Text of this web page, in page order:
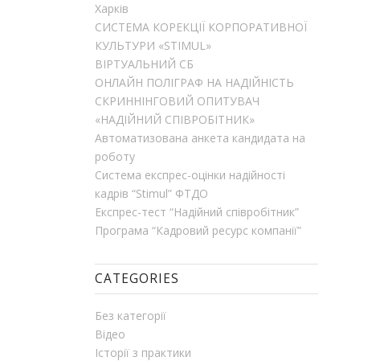
Харків
CИСТЕМА КОРЕКЦІЇ КОРПОРАТИВНОЇ
КУЛЬТУРИ «STIMUL»
ВІРТУАЛЬНИЙ СБ
ОНЛАЙН ПОЛІГРАФ НА НАДІЙНІСТЬ
СКРИННІНГОВИЙ ОПИТУВАЧ
«НАДІЙНИЙ СПІВРОБІТНИК»
Автоматизована анкета кандидата на
роботу
Система експрес-оцінки надійності
кадрів “Stimul” ФТДО
Експрес-тест “Надійний співробітник”
Програма “Кадровий ресурс компанії”
CATEGORIES
Без категорії
Відео
Історії з практики